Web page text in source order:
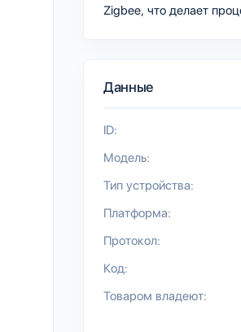
Zigbee, что делает
Данные
ID:
Модель:
Тип устройства:
Платформа:
Протокол:
Код:
Товаром владеют: